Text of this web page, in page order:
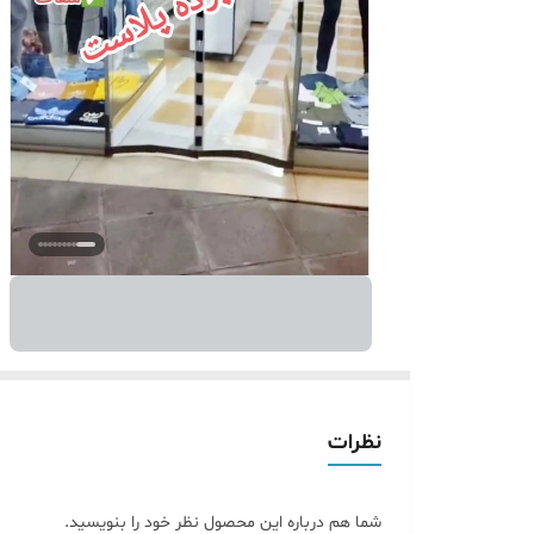
نظرات
شما هم درباره این محصول نظر خود را بنویسید.